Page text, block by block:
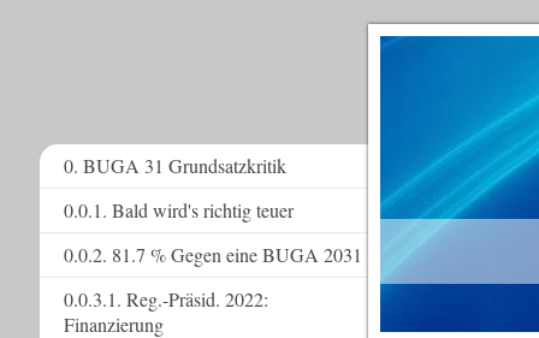
0. BUGA 31 Grundsatzkritik
0.0.1. Bald wird's richtig teuer
0.0.2. 81.7 % Gegen eine BUGA 2031
0.0.3.1. Reg.-Präsid. 2022:
Finanzierung